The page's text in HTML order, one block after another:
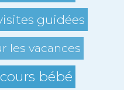
guidées
les vacances
bébé